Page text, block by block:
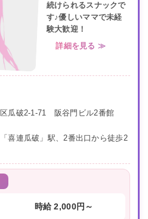
続けられるスナックで
す♪優しいママで未経
験大歓迎！
詳細を見る ≫
区瓜破2-1-71 阪谷門ビル2番館
喜連瓜破」駅、2番出口から徒歩2
時給 2,000円～